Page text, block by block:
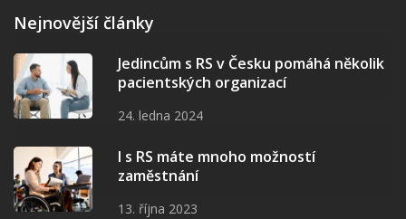
Nejnovější články
Jedincům s RS v Česku pomáhá několik
pacientských organizací
24. ledna 2024
I s RS máte mnoho možností
zaměstnání
13. října 2023